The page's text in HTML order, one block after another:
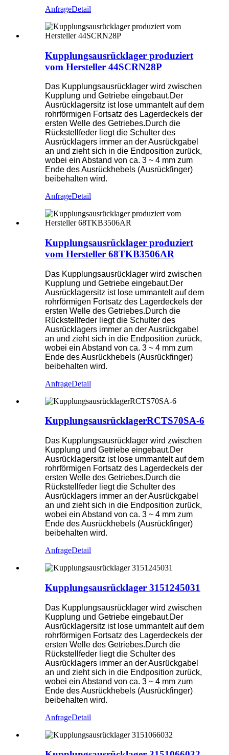
AnfrageDetail
Kupplungsausrücklager produziert
vom Hersteller 44SCRN28P
Das Kupplungsausrücklager wird zwischen
Kupplung und Getriebe eingebaut.Der
Ausrücklagersitz ist lose ummantelt auf dem
rohrförmigen Fortsatz des Lagerdeckels der
ersten Welle des Getriebes.Durch die
Rückstellfeder liegt die Schulter des
Ausrücklagers immer an der Ausrückgabel
an und zieht sich in die Endposition zurück,
wobei ein Abstand von ca. 3 ~ 4 mm zum
Ende des Ausrückhebels (Ausrückfinger)
beibehalten wird.
AnfrageDetail
Kupplungsausrücklager produziert
vom Hersteller 68TKB3506AR
Das Kupplungsausrücklager wird zwischen
Kupplung und Getriebe eingebaut.Der
Ausrücklagersitz ist lose ummantelt auf dem
rohrförmigen Fortsatz des Lagerdeckels der
ersten Welle des Getriebes.Durch die
Rückstellfeder liegt die Schulter des
Ausrücklagers immer an der Ausrückgabel
an und zieht sich in die Endposition zurück,
wobei ein Abstand von ca. 3 ~ 4 mm zum
Ende des Ausrückhebels (Ausrückfinger)
beibehalten wird.
AnfrageDetail
KupplungsausrücklagerRCTS70SA-6
Das Kupplungsausrücklager wird zwischen
Kupplung und Getriebe eingebaut.Der
Ausrücklagersitz ist lose ummantelt auf dem
rohrförmigen Fortsatz des Lagerdeckels der
ersten Welle des Getriebes.Durch die
Rückstellfeder liegt die Schulter des
Ausrücklagers immer an der Ausrückgabel
an und zieht sich in die Endposition zurück,
wobei ein Abstand von ca. 3 ~ 4 mm zum
Ende des Ausrückhebels (Ausrückfinger)
beibehalten wird.
AnfrageDetail
Kupplungsausrücklager 3151245031
Das Kupplungsausrücklager wird zwischen
Kupplung und Getriebe eingebaut.Der
Ausrücklagersitz ist lose ummantelt auf dem
rohrförmigen Fortsatz des Lagerdeckels der
ersten Welle des Getriebes.Durch die
Rückstellfeder liegt die Schulter des
Ausrücklagers immer an der Ausrückgabel
an und zieht sich in die Endposition zurück,
wobei ein Abstand von ca. 3 ~ 4 mm zum
Ende des Ausrückhebels (Ausrückfinger)
beibehalten wird.
AnfrageDetail